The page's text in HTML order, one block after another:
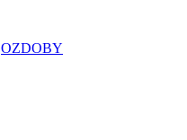
OZDOBY